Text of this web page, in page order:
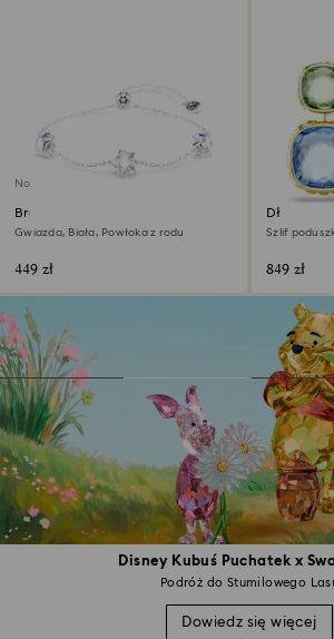
Disney Kubuś Puchatek x
Podróż do Stumilowego
Dowiedz się więcej
Nowość
Bransoletka Chroma
Gwiazda, Biała, Powłoka z rodu
449 zł
Długie
Szlif
849 zł